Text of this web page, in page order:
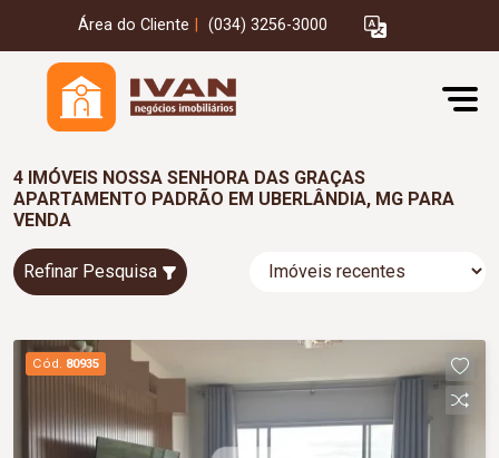
Área do Cliente (034) 3256-3000
4 IMÓVEIS NOSSA SENHORA DAS GRAÇAS
APARTAMENTO PADRÃO EM UBERLÂNDIA, MG PARA
VENDA
Refinar Pesquisa
Cód. 80935